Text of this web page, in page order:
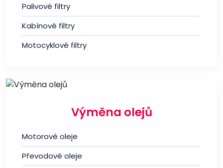
Palivové filtry
Kabínové filtry
Motocyklové filtry
Výměna olejů
Motorové oleje
Převodové oleje